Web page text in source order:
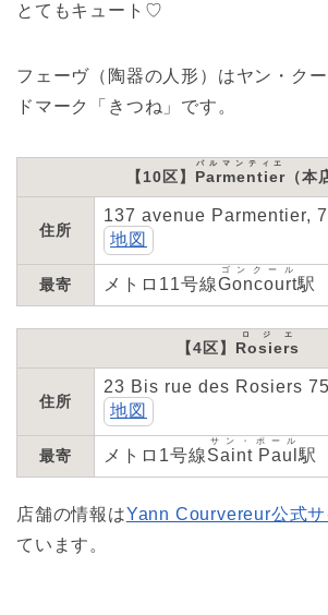
とてもキュート♡
フェーヴ（陶器の人形）はヤン・ク
ドマーク「きつね」です。
【10区】 Parmentier
パルマンティエ
（本
住所
137 avenue Parmentier,
地図
最寄 メトロ11号線Goncourt
ゴンクール
駅
【4区】 Rosiers
ロジエ
住所
23 Bis rue des Rosiers
地図
最寄 メトロ1号線Saint Paul
サン・ポール
駅
店舗の情報はYann Courvereur公式サ
ています。